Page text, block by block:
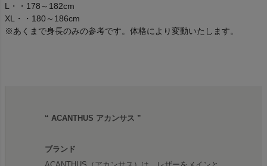
L・・178～182cm
XL・・180～186cm
※あくまで身長のみの参考です。体格により変動いたします。
“ ACANTHUS アカンサス ”
ブランド